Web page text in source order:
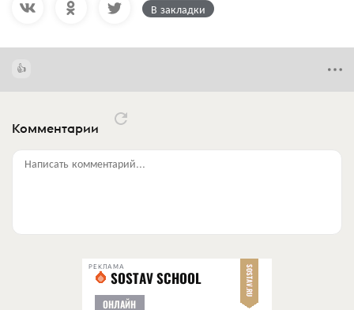
В закладки
Комментарии
Написать комментарий...
РЕКЛАМА